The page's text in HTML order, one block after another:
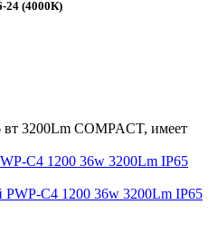
24 (4000К)
3200Lm COMPACT, имеет
С4 1200 36w 3200Lm IP65